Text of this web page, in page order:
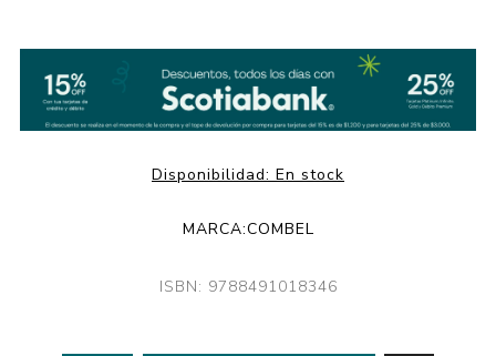
Disponibilidad: En stock
MARCA:COMBEL
ISBN: 9788491018346